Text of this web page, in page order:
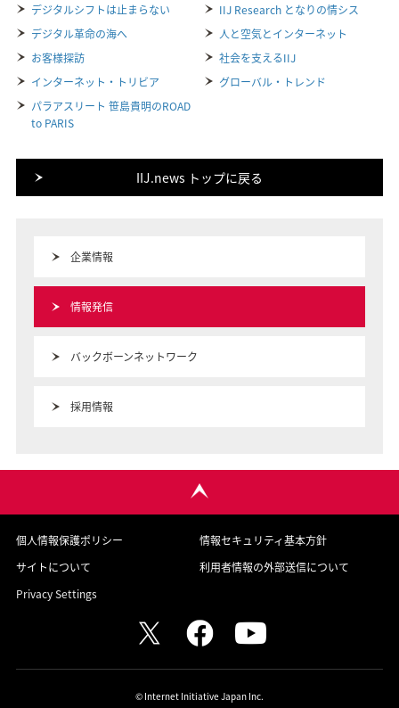
デジタルシフトは止まらない
IIJ Research となりの情シス
デジタル革命の海へ
人と空気とインターネット
お客様探訪
社会を支えるIIJ
インターネット・トリビア
グローバル・トレンド
パラアスリート 笹島貴明のROAD
to PARIS
IIJ.news トップに戻る
企業情報
情報発信
バックボーンネットワーク
採用情報
個人情報保護ポリシー
情報セキュリティ基本方針
サイトについて
利用者情報の外部送信について
Privacy Settings
© Internet Initiative Japan Inc.